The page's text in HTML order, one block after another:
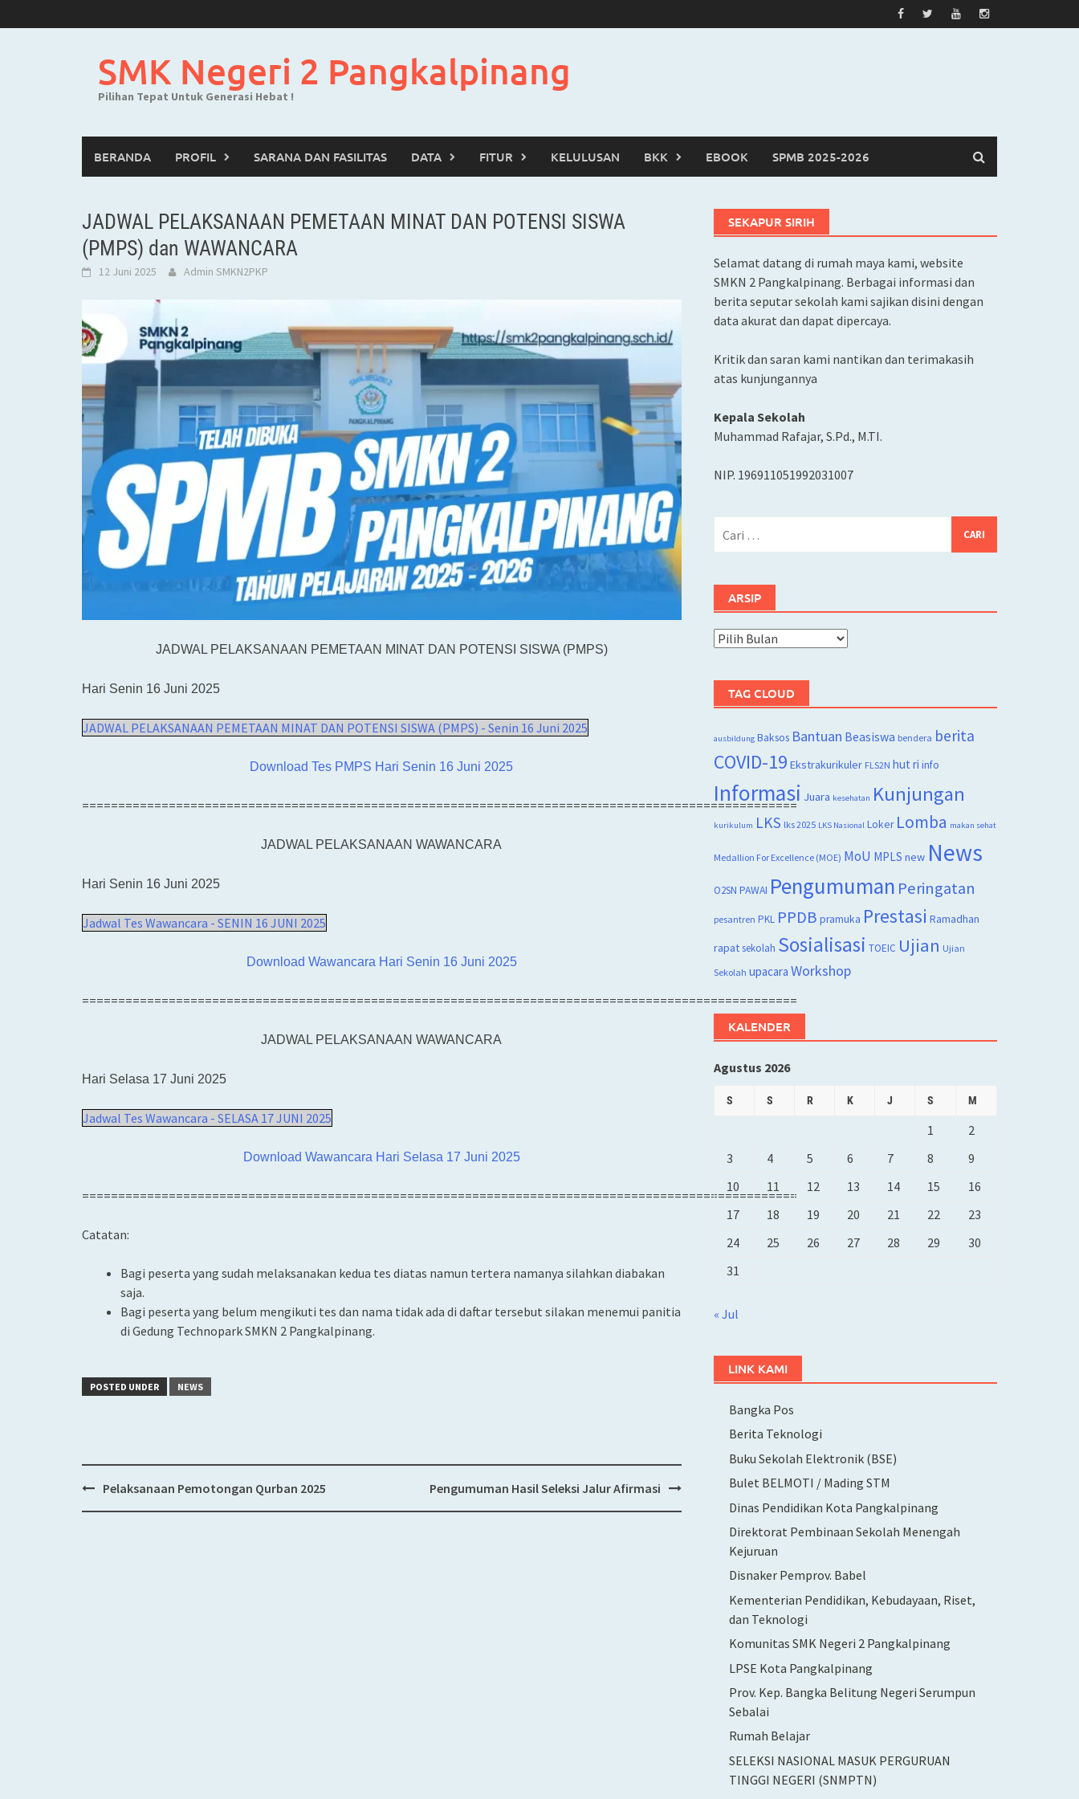
to
SMK Negeri 2 Pangkalpinang
Pilihan Tepat Untuk Generasi Hebat !
BERANDA PROFIL SARANA DAN FASILITAS DATA FITUR KELULUSAN BKK EBOOK SPMB 2025-2026
JADWAL PELAKSANAAN PEMETAAN MINAT DAN POTENSI SISWA
(PMPS) dan WAWANCARA
12 Juni 2025 Admin SMKN2PKP
JADWAL PELAKSANAAN PEMETAAN MINAT DAN POTENSI SISWA (PMPS)
Hari Senin 16 Juni 2025
JADWAL PELAKSANAAN PEMETAAN MINAT DAN POTENSI SISWA (PMPS) - Senin 16 Juni 2025
Download Tes PMPS Hari Senin 16 Juni 2025
===================================================================================================
JADWAL PELAKSANAAN WAWANCARA
Hari Senin 16 Juni 2025
Jadwal Tes Wawancara - SENIN 16 JUNI 2025
Download Wawancara Hari Senin 16 Juni 2025
===================================================================================================
JADWAL PELAKSANAAN WAWANCARA
Hari Selasa 17 Juni 2025
Jadwal Tes Wawancara - SELASA 17 JUNI 2025
Download Wawancara Hari Selasa 17 Juni 2025
===================================================================================================
Catatan:
Bagi peserta yang sudah melaksanakan kedua tes diatas namun tertera namanya silahkan diabakan
saja.
Bagi peserta yang belum mengikuti tes dan nama tidak ada di daftar tersebut silakan menemui panitia
di Gedung Technopark SMKN 2 Pangkalpinang.
POSTED UNDER NEWS
Pelaksanaan Pemotongan Qurban 2025 Pengumuman Hasil Seleksi Jalur Afirmasi
SEKAPUR SIRIH
Selamat datang di rumah maya kami, website
SMKN 2 Pangkalpinang. Berbagai informasi dan
berita seputar sekolah kami sajikan disini dengan
data akurat dan dapat dipercaya.
Kritik dan saran kami nantikan dan terimakasih
atas kunjungannya
Kepala Sekolah
Muhammad Rafajar, S.Pd., M.TI.
NIP. 196911051992031007
ARSIP
Arsip
TAG CLOUD
ausbildung Baksos Bantuan Beasiswa bendera berita
COVID-19 Ekstrakurikuler FLS2N hut ri info
Informasi Juara kesehatan Kunjungan
kurikulum LKS lks 2025 LKS Nasional Loker Lomba makan sehat
Medallion For Excellence (MOE) MoU MPLS new News
O2SN PAWAI Pengumuman Peringatan
pesantren PKL PPDB pramuka Prestasi Ramadhan
rapatsekolah Sosialisasi TOEIC Ujian Ujian
Sekolah upacara Workshop
KALENDER
Agustus 2026
S S R K J S M
1
2
3
4 5 6 7 8
9
10
11 12 13 14 15
16
17
18 19 20 21 22
23
24
25 26 27 28 29
30
31
« Jul
LINK KAMI
Bangka Pos
Berita Teknologi
Buku Sekolah Elektronik (BSE)
Bulet BELMOTI / Mading STM
Dinas Pendidikan Kota Pangkalpinang
Direktorat Pembinaan Sekolah Menengah
Kejuruan
Disnaker Pemprov. Babel
Kementerian Pendidikan, Kebudayaan, Riset,
dan Teknologi
Komunitas SMK Negeri 2 Pangkalpinang
LPSE Kota Pangkalpinang
Prov. Kep. Bangka Belitung Negeri Serumpun
Sebalai
Rumah Belajar
SELEKSI NASIONAL MASUK PERGURUAN
TINGGI NEGERI (SNMPTN)